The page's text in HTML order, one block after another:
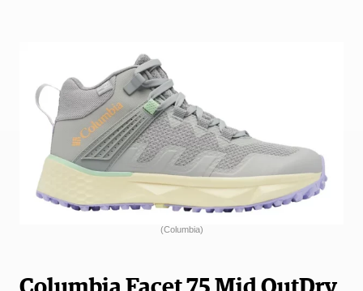
(Columbia)